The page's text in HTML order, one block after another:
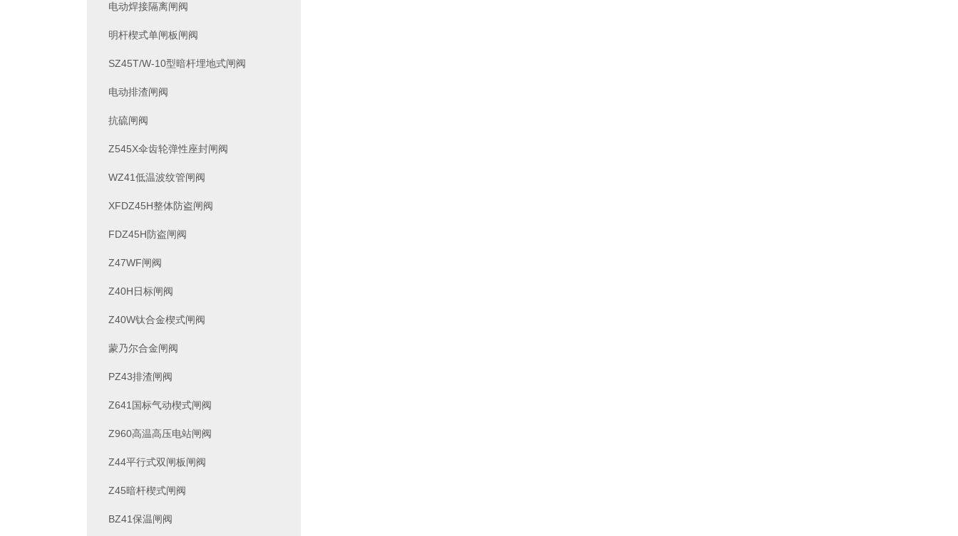
电动焊接隔离闸阀
明杆楔式单闸板闸阀
SZ45T/W-10型暗杆埋地式闸阀
电动排渣闸阀
抗硫闸阀
Z545X伞齿轮弹性座封闸阀
WZ41低温波纹管闸阀
XFDZ45H整体防盗闸阀
FDZ45H防盗闸阀
Z47WF闸阀
Z40H日标闸阀
Z40W钛合金楔式闸阀
蒙乃尔合金闸阀
PZ43排渣闸阀
Z641国标气动楔式闸阀
Z960高温高压电站闸阀
Z44平行式双闸板闸阀
Z45暗杆楔式闸阀
BZ41保温闸阀